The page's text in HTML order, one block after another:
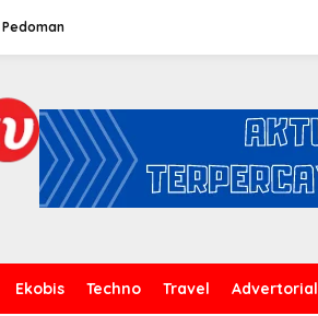
Pedoman
Ekobis Techno Travel Advertorial